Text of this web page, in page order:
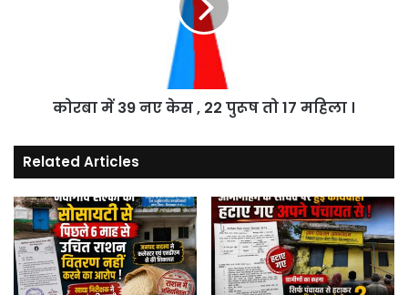
।
कोरबा में 39 नए केस , 22 पुरूष तो 17 महिला ।
Related Articles